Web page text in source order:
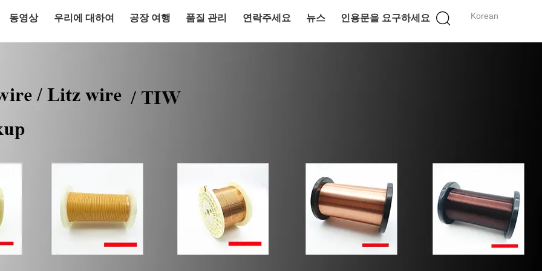
Korean
동영상 우리에 대하여 공장 여행 품질 관리 연락주세요 뉴스 인용문을 요구하세요